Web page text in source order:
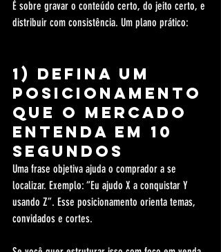
É sobre gravar o conteúdo certo, do jeito certo, e
distribuir com consistência. Um plano prático:
1) Defina um
posicionamento
que o mercado
entenda em 10
segundos
Uma frase objetiva ajuda o comprador a se
localizar. Exemplo: “Eu ajudo X a conquistar Y
usando Z”. Esse posicionamento orienta temas,
convidados e cortes.